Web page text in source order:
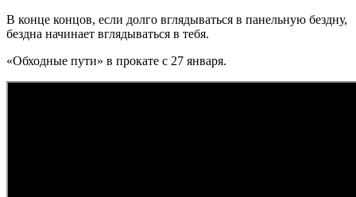
В конце концов, если долго вглядываться в панельную бездну,
бездна начинает вглядываться в тебя.
«Обходные пути» в прокате с 27 января.